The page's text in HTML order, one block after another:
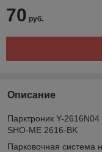
70 руб.
Описание
Парктроник Y-
SHO-ME 2616-BK
Парковочная система